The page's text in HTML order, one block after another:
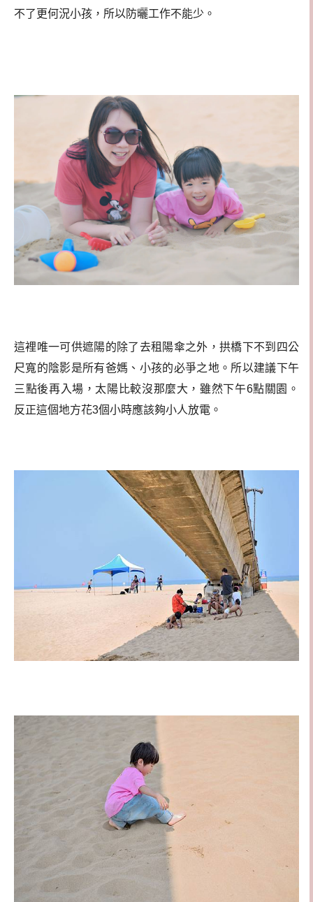
不了更何況小孩，所以防曬工作不能少。
這裡唯一可供遮陽的除了去租陽傘之外，拱橋下不到四公
尺寬的陰影是所有爸媽、小孩的必爭之地。所以建議下午
三點後再入場，太陽比較沒那麼大，雖然下午6點關園。
反正這個地方花3個小時應該夠小人放電。